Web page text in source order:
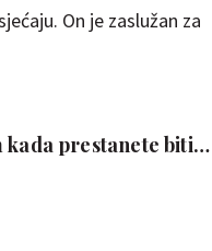
On je zaslužan za
kada prestanete biti